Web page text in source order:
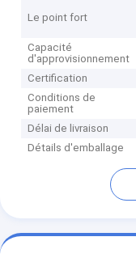
Le point fort
Capacité
d'approvisionnement
Certification
Conditions de
paiement
Délai de livraison
Détails d'emballage